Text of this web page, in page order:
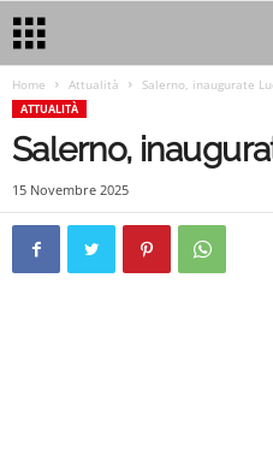
Home Attualità Salerno, inaugurate
ATTUALITÀ
Salerno,
15 Novembre 2025